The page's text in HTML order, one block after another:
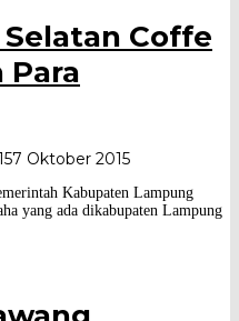
Coffe
Para
7 Oktober 2015oleh
Pilar
Kabupaten Lampung
yang ada dikabupaten Lampung